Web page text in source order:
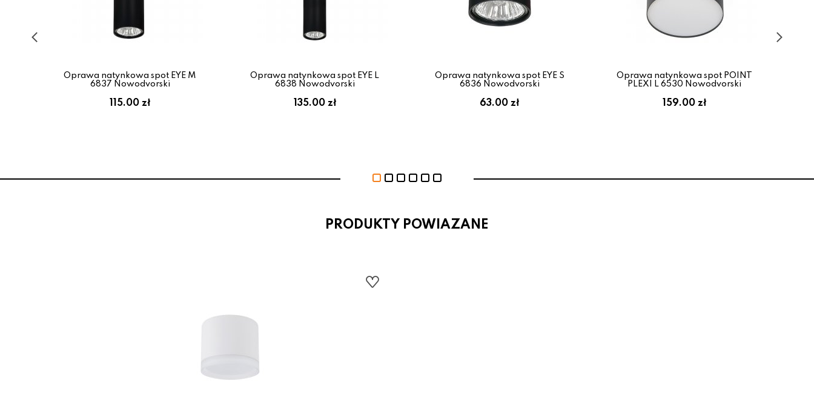
Oprawa natynkowa spot EYE M
6837 Nowodvorski
115.00 zł
Oprawa natynkowa spot EYE L
6838 Nowodvorski
135.00 zł
Oprawa natynkowa spot EYE S
6836 Nowodvorski
63.00 zł
Oprawa natynkowa spot POINT
PLEXI L 6530 Nowodvorski
159.00 zł
PRODUKTY POWIAZANE